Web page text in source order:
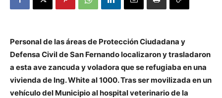
Personal de las áreas de Protección Ciudadana y
Defensa Civil de San Fernando localizaron y trasladaron
a esta ave zancuda y voladora que se refugiaba en una
vivienda de Ing. White al 1000. Tras ser movilizada en un
vehículo del Municipio al hospital veterinario de la